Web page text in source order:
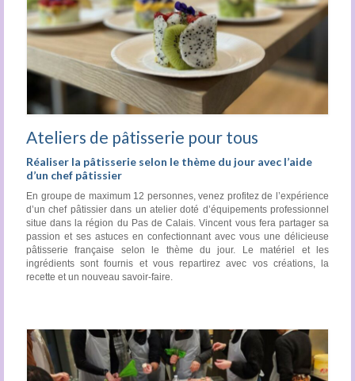
Ateliers de pâtisserie pour tous
Réaliser la pâtisserie selon le thème du jour avec l’aide
d’un chef pâtissier
En groupe de maximum 12 personnes, venez profitez de l’expérience
d’un chef pâtissier dans un atelier doté d’équipements professionnel
situe dans la région du Pas de Calais. Vincent vous fera partager sa
passion et ses astuces en confectionnant avec vous une délicieuse
pâtisserie française selon le thème du jour. Le matériel et les
ingrédients sont fournis et vous repartirez avec vos créations, la
recette et un nouveau savoir-faire.